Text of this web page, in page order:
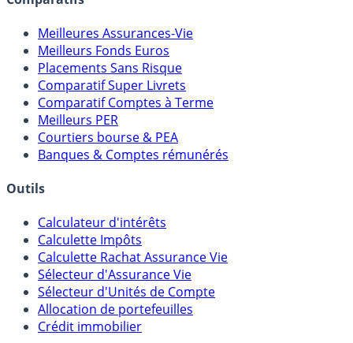
Meilleures Assurances-Vie
Meilleurs Fonds Euros
Placements Sans Risque
Comparatif Super Livrets
Comparatif Comptes à Terme
Meilleurs PER
Courtiers bourse & PEA
Calculateur d'intérêts
Calculette Impôts
Calculette Rachat Assurance Vie
Sélecteur d'Assurance Vie
Sélecteur d'Unités de Compte
Allocation de portefeuilles